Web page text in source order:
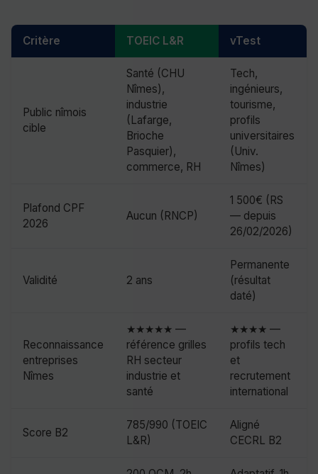
Critère TOEIC L&R vTest
Public nîmois
cible
Santé (CHU
Nîmes),
industrie
(Lafarge,
Brioche
Pasquier),
commerce, RH
Tech,
ingénieurs,
tourisme,
profils
universitaires
(Univ.
Nîmes)
Plafond CPF
2026
Aucun (RNCP)
1 500€ (RS
— depuis
26/02/2026)
Validité 2 ans
Permanente
(résultat
daté)
Reconnaissance
entreprises
Nîmes
★★★★★ —
référence grilles
RH secteur
industrie et
santé
★★★★ —
profils tech
et
recrutement
international
Score B2
785/990 (TOEIC
L&R)
Aligné
CECRL B2